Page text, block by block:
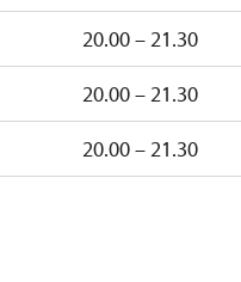
20.00 – 21.30
20.00 – 21.30
20.00 – 21.30